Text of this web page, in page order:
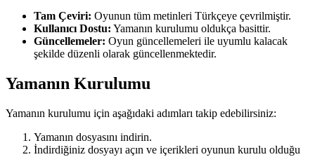
Tam Çeviri: Oyunun tüm metinleri Türkçeye çevrilmiştir.
Kullanıcı Dostu: Yamanın kurulumu oldukça basittir.
Güncellemeler: Oyun güncellemeleri ile uyumlu kalacak
şekilde düzenli olarak güncellenmektedir.
Yamanın Kurulumu
Yamanın kurulumu için aşağıdaki adımları takip edebilirsiniz:
Yamanın dosyasını indirin.
İndirdiğiniz dosyayı açın ve içerikleri oyunun kurulu olduğu